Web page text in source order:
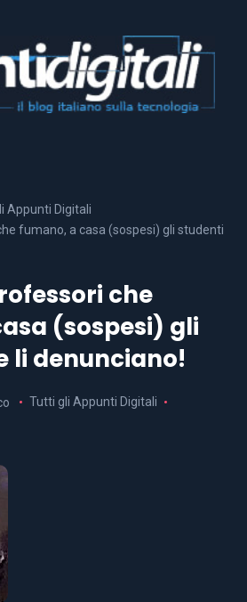
Appunti Digitali
fumano, a casa (sospesi) gli studenti
che
(sospesi) gli
li denunciano!
Tutti gli Appunti Digitali